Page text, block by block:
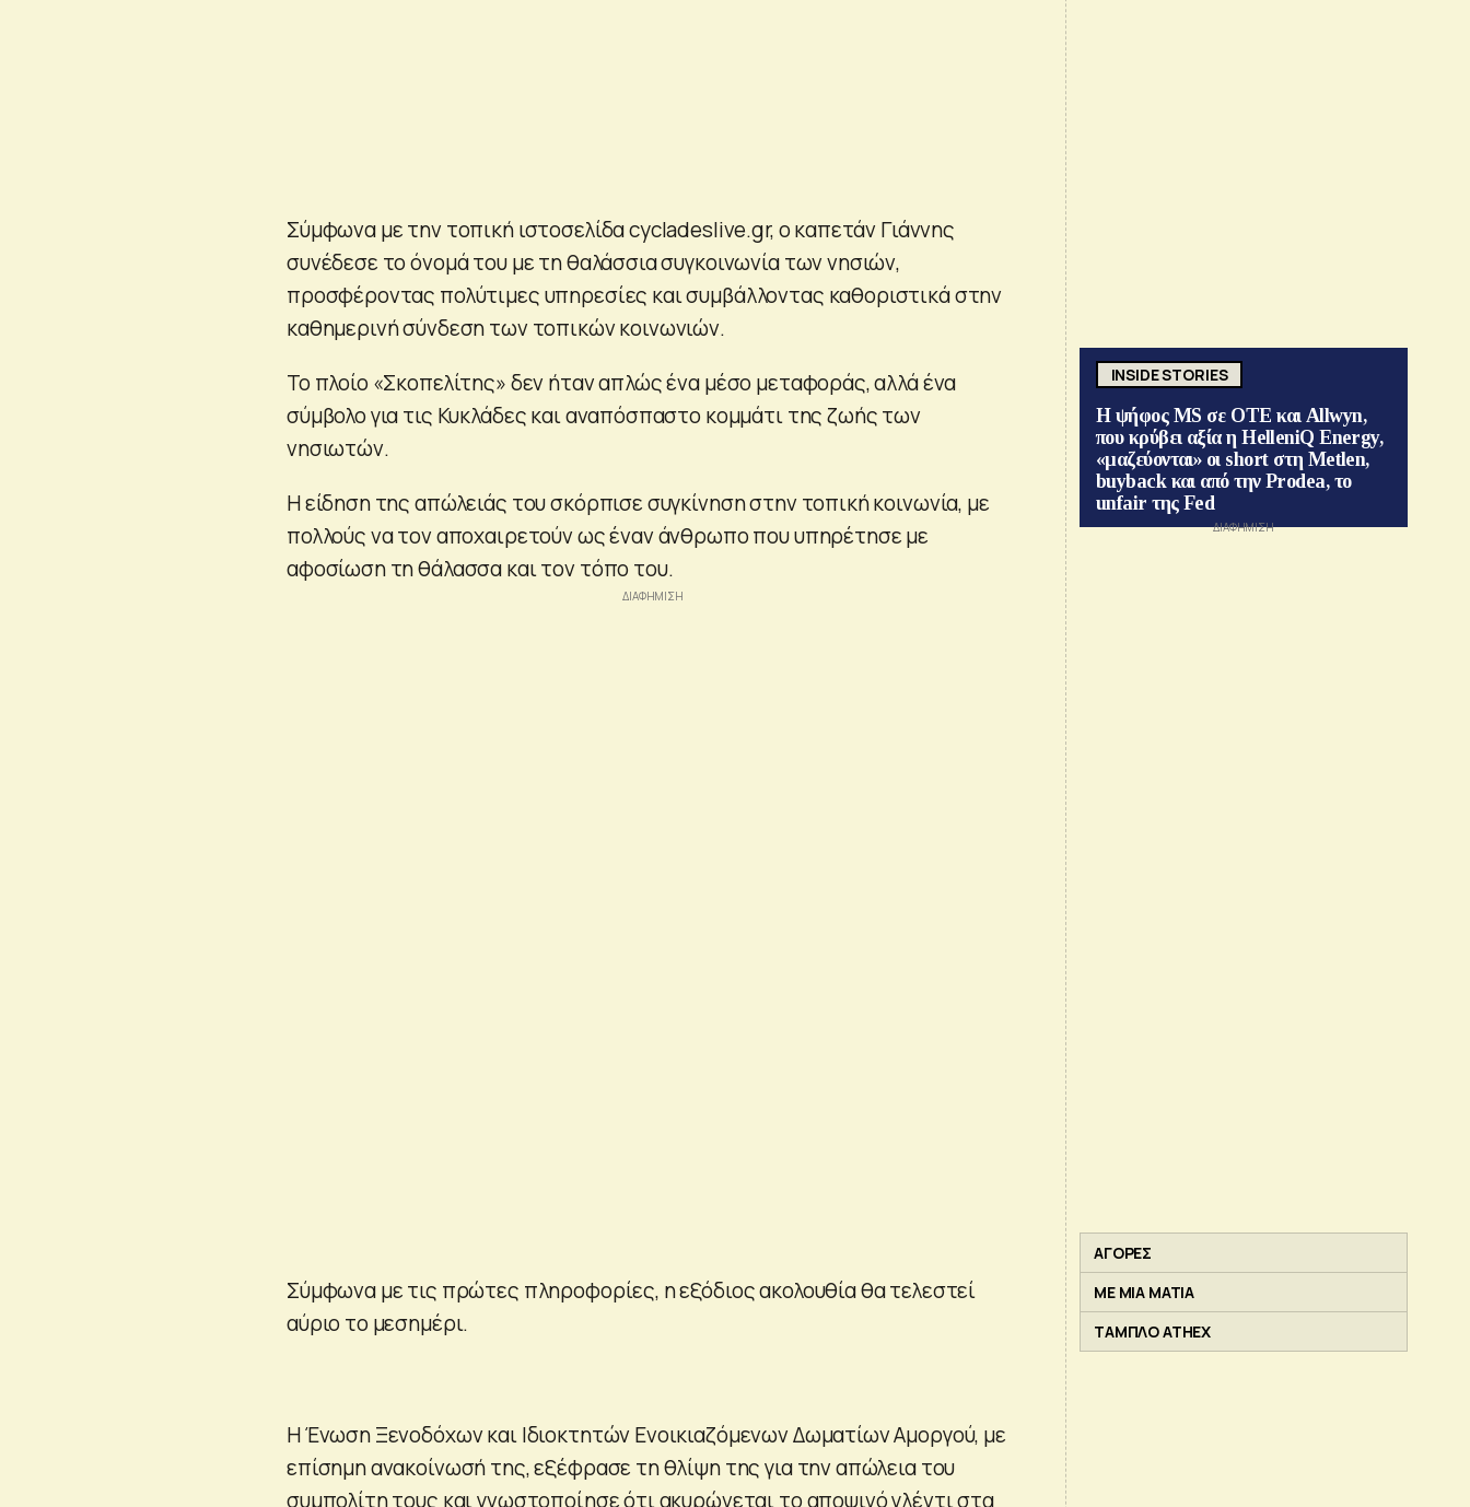
Σύμφωνα με την τοπική ιστοσελίδα cycladeslive.gr, o καπετάν Γιάννης
συνέδεσε το όνομά του με τη θαλάσσια συγκοινωνία των νησιών,
προσφέροντας πολύτιμες υπηρεσίες και συμβάλλοντας καθοριστικά στην
καθημερινή σύνδεση των τοπικών κοινωνιών.
Το πλοίο «Σκοπελίτης» δεν ήταν απλώς ένα μέσο μεταφοράς, αλλά ένα
σύμβολο για τις Κυκλάδες και αναπόσπαστο κομμάτι της ζωής των
νησιωτών.
Η είδηση της απώλειάς του σκόρπισε συγκίνηση στην τοπική κοινωνία, με
πολλούς να τον αποχαιρετούν ως έναν άνθρωπο που υπηρέτησε με
αφοσίωση τη θάλασσα και τον τόπο του.
Σύμφωνα με τις πρώτες πληροφορίες, η εξόδιος ακολουθία θα τελεστεί
αύριο το μεσημέρι.
Η Ένωση Ξενοδόχων και Ιδιοκτητών Ενοικιαζόμενων Δωματίων Αμοργού, με
επίσημη ανακοίνωσή της, εξέφρασε τη θλίψη της για την απώλεια του
συμπολίτη τους και γνωστοποίησε ότι ακυρώνεται το αποψινό γλέντι στα
INSIDE STORIES
Η ψήφος MS σε ΟΤΕ και Allwyn,
που κρύβει αξία η HelleniQ Energy,
«μαζεύονται» οι short στη Metlen,
buyback και από την Prodea, το
unfair της Fed
ΑΓΟΡΕΣ
ΜΕ ΜΙΑ ΜΑΤΙΑ
ΤΑΜΠΛΟ ATHEX